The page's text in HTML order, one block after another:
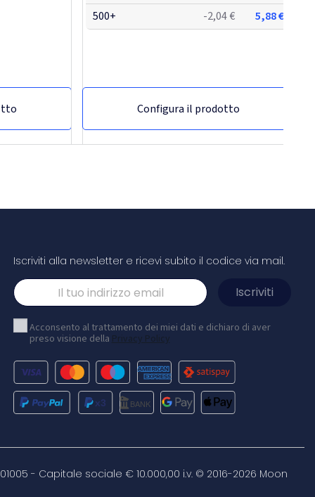
500+
-2,04 € 5,88 €
Configura il prodotto
star
per
wireless e
Include due
un'autonomia
€
81,95 €
Palla di vetro a globo led
Globo di vetro con luce LED (100 lumen) su una
USB (90 cm). FSC®-certified
Legno
200+ -0,14 €
4,28 €
Iscriviti alla newsletter e ricevi subito il codice via mail.
Acconsento al trattamento dei miei dati e dichiaro di aver
preso visione della Privacy Policy
- Capitale sociale € 10.000,00 i.v. © 2016-2026 Moon